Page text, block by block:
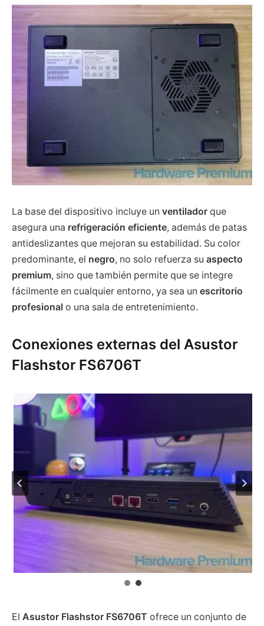
La base del dispositivo incluye un ventilador que
asegura una refrigeración eficiente, además de patas
antideslizantes que mejoran su estabilidad. Su color
predominante, el negro, no solo refuerza su aspecto
premium, sino que también permite que se integre
fácilmente en cualquier entorno, ya sea un escritorio
profesional o una sala de entretenimiento.
Conexiones externas del Asustor
Flashstor FS6706T
El Asustor Flashstor FS6706T ofrece un conjunto de